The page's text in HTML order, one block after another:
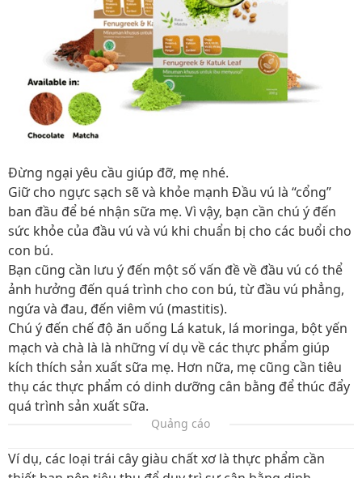
Đừng ngại yêu cầu giúp đỡ, mẹ nhé.
Giữ cho ngực sạch sẽ và khỏe mạnh Đầu vú là “cổng”
ban đầu để bé nhận sữa mẹ. Vì vậy, bạn cần chú ý đến
sức khỏe của đầu vú và vú khi chuẩn bị cho các buổi cho
con bú.
Bạn cũng cần lưu ý đến một số vấn đề về đầu vú có thể
ảnh hưởng đến quá trình cho con bú, từ đầu vú phẳng,
ngứa và đau, đến viêm vú (mastitis).
Chú ý đến chế độ ăn uống Lá katuk, lá moringa, bột yến
mạch và chà là là những ví dụ về các thực phẩm giúp
kích thích sản xuất sữa mẹ. Hơn nữa, mẹ cũng cần tiêu
thụ các thực phẩm có dinh dưỡng cân bằng để thúc đẩy
quá trình sản xuất sữa.
Quảng cáo
Ví dụ, các loại trái cây giàu chất xơ là thực phẩm cần